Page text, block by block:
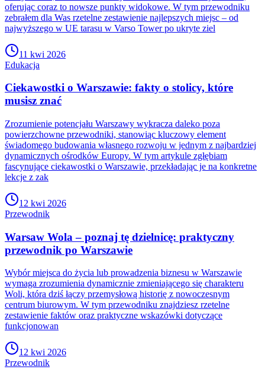
oferując coraz to nowsze punkty widokowe. W tym przewodniku
zebrałem dla Was rzetelne zestawienie najlepszych miejsc – od
najwyższego w UE tarasu w Varso Tower po ukryte ziel
11 kwi 2026
Edukacja
Ciekawostki o Warszawie: fakty o stolicy, które
musisz znać
Zrozumienie potencjału Warszawy wykracza daleko poza
powierzchowne przewodniki, stanowiąc kluczowy element
świadomego budowania własnego rozwoju w jednym z najbardziej
dynamicznych ośrodków Europy. W tym artykule zgłębiam
fascynujące ciekawostki o Warszawie, przekładając je na konkretne
lekcje z zak
12 kwi 2026
Przewodnik
Warsaw Wola – poznaj tę dzielnicę: praktyczny
przewodnik po Warszawie
Wybór miejsca do życia lub prowadzenia biznesu w Warszawie
wymaga zrozumienia dynamicznie zmieniającego się charakteru
Woli, która dziś łączy przemysłową historię z nowoczesnym
centrum biurowym. W tym przewodniku znajdziesz rzetelne
zestawienie faktów oraz praktyczne wskazówki dotyczące
funkcjonowan
12 kwi 2026
Przewodnik